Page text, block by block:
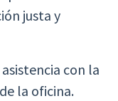
justa y
con la
la oficina.